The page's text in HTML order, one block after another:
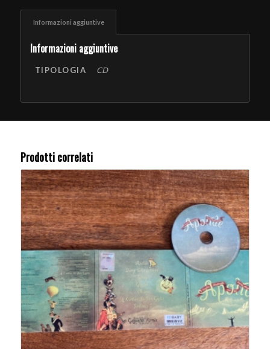
Informazioni aggiuntive
Informazioni aggiuntive
TIPOLOGIA CD
Prodotti correlati